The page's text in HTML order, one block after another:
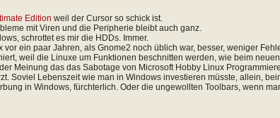
Edition weil der Cursor so schick ist.
mit Viren und die Peripherie bleibt auch ganz.
schrottet es mir die HDDs. Immer.
vor ein paar Jahren, als Gnome2 noch üblich war, besser, weniger
weil die Linuxe um Funktionen beschnitten werden, wie beim
Meinung das das Sabotage von Microsoft Hobby Linux
Soviel Lebenszeit wie man in Windows investieren müsste, allein,
in Windows, fürchterlich. Oder die ungewollten Toolbars, wenn